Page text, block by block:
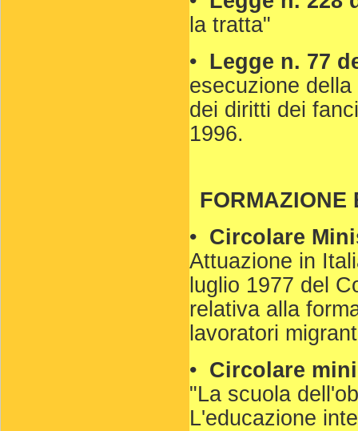
la tratta"
• Legge n. 77
esecuzione
dei diritti dei
1996.
FORMAZIONE
• Circolare
Attuazione in
luglio 1977 del
relativa alla
lavoratori
• Circolare
"La scuola
L'educazione